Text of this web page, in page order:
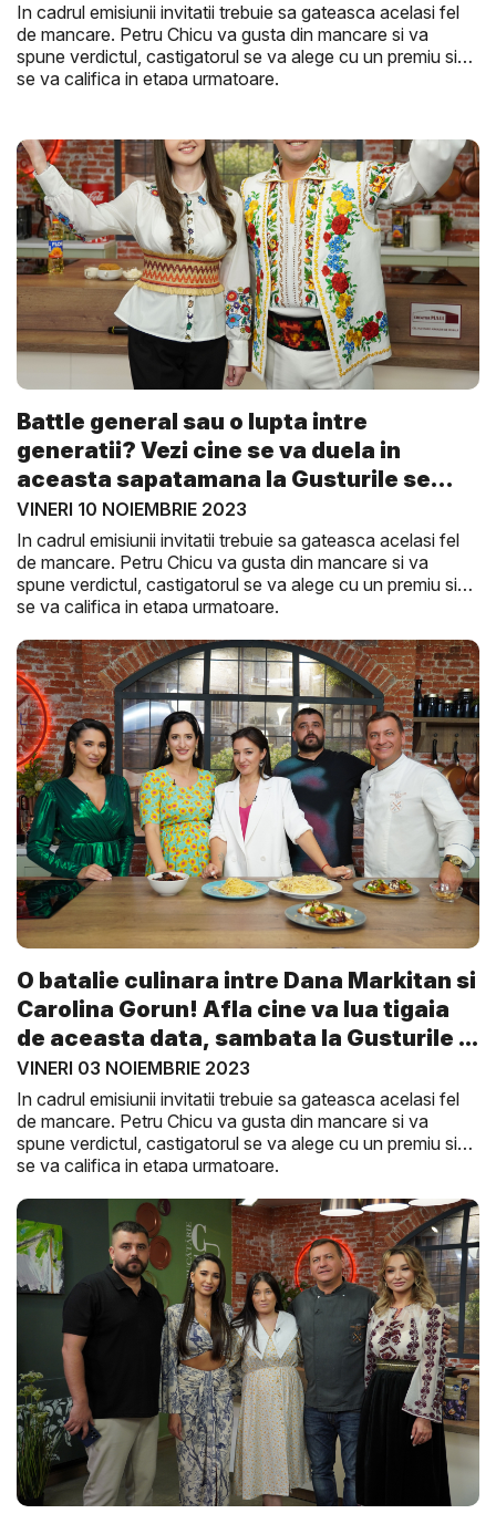
In cadrul emisiunii invitatii trebuie sa gateasca acelasi fel
de mancare. Petru Chicu va gusta din mancare si va
spune verdictul, castigatorul se va alege cu un premiu si
se va califica in etapa urmatoare.
Battle general sau o lupta intre
generatii? Vezi cine se va duela in
aceasta sapatamana la Gusturile se
Dis...
VINERI 10 NOIEMBRIE 2023
In cadrul emisiunii invitatii trebuie sa gateasca acelasi fel
de mancare. Petru Chicu va gusta din mancare si va
spune verdictul, castigatorul se va alege cu un premiu si
se va califica in etapa urmatoare.
O batalie culinara intre Dana Markitan si
Carolina Gorun! Afla cine va lua tigaia
de aceasta data, sambata la Gusturile ...
VINERI 03 NOIEMBRIE 2023
In cadrul emisiunii invitatii trebuie sa gateasca acelasi fel
de mancare. Petru Chicu va gusta din mancare si va
spune verdictul, castigatorul se va alege cu un premiu si
se va califica in etapa urmatoare.